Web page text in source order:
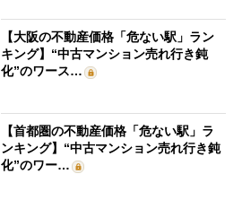
【大阪の不動産価格「危ない駅」ラン
キング】“中古マンション売れ行き鈍
化”のワース…
【首都圏の不動産価格「危ない駅」ラ
ンキング】“中古マンション売れ行き鈍
化”のワー…